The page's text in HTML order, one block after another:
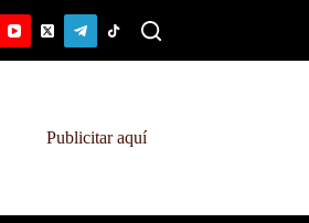
Publicitar aquí